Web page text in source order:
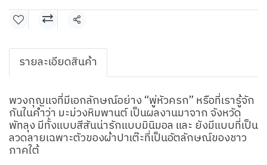
แชร์
รายละเอียดสินค้า
พวงกุญแจที่มีเอกลักษณ์อย่าง “พู่หัวครก” หรือที่เรารู้จัก
กันในคำว่า มะม่วงหิมพานต์ เป็นผลงานมาจาก จังหวัด
พัทลุง มีทั้งแบบสีสันน่ารักแบบมินิมอล และ ยังมีแบบที่เป็น
ลวดลายเฉพาะตัวของผ้าปาเต๊ะที่เป็นอัตลักษณ์ของชาว
ภาคใต้